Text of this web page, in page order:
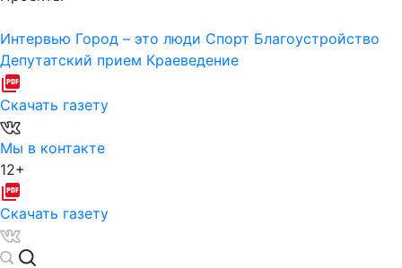
Интервью Город – это люди Спорт Благоустройство
Депутатский прием Краеведение
Скачать газету
Мы в контакте
12+
Скачать газету